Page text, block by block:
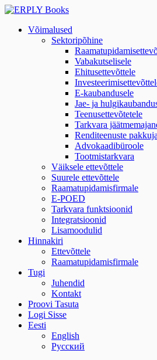
Võimalused
Sektoripõhine
Vabakutselisele
Ehitusettevõttele
E-kaubandusele
Jae- ja
Teenusettevõtetele
Tarkvara
Renditeenuste
Advokaadibüroole
Tootmistarkvara
Väiksele ettevõttele
Suurele ettevõttele
Raamatupidamisfirmale
E-POED
Tarkvara funktsioonid
Integratsioonid
Lisamoodulid
Hinnakiri
Ettevõttele
Raamatupidamisfirmale
Tugi
Juhendid
Kontakt
Proovi Tasuta
Logi Sisse
Eesti
English
Русский